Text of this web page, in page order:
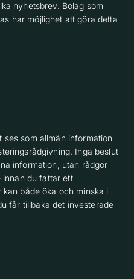
nyhetsbrev. Bolag som
har möjlighet att göra detta
ses som allmän information
Inga beslut
information, utan rådgör
innan du fattar ett
både öka och minska i
får tillbaka det investerade